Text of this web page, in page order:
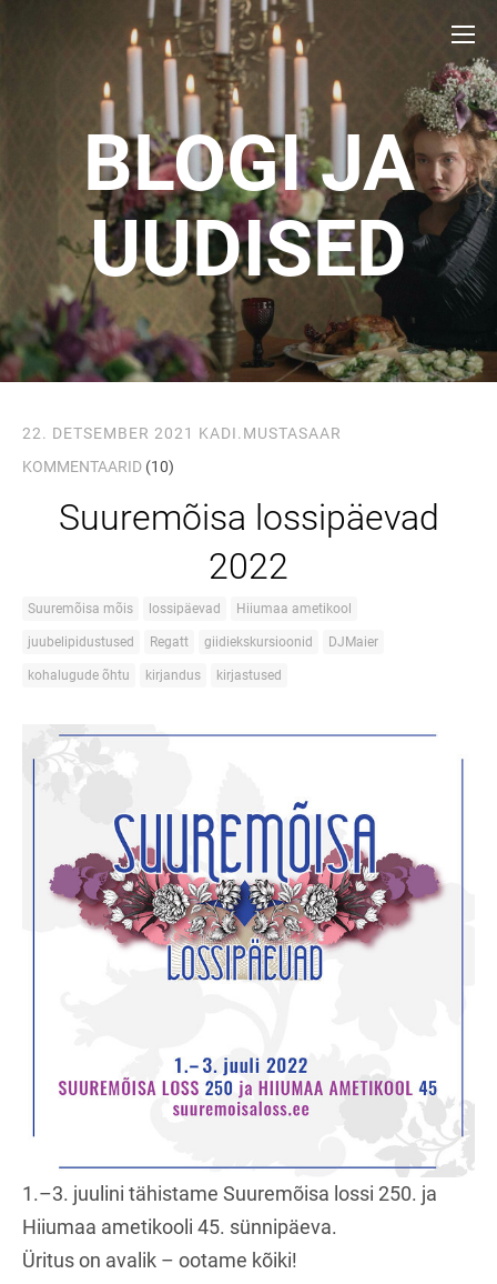
BLOGI JA
UUDISED
22. DETSEMBER 2021 KADI.MUSTASAAR
KOMMENTAARID (10)
Suuremõisa lossipäevad
2022
Suuremõisa mõis lossipäevad Hiiumaa ametikool
juubelipidustused Regatt giidiekskursioonid DJMaier
kohalugude õhtu kirjandus kirjastused
1.–3. juulini tähistame Suuremõisa lossi 250. ja
Hiiumaa ametikooli 45. sünnipäeva.
Üritus on avalik – ootame kõiki!